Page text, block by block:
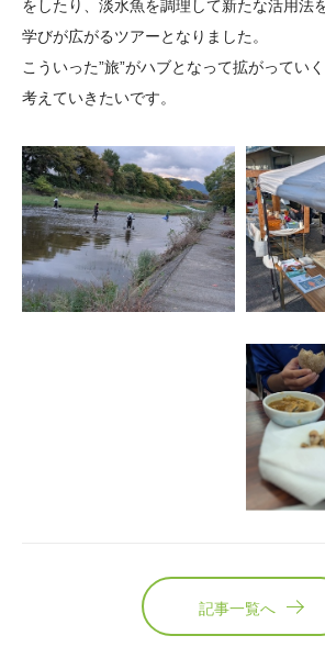
次世代理系人材育成プ
ログラム助成
をしたり、淡水魚を調理して新たな活用法
学びが広がるツアーとなりました。
こういった”旅”がハブとなって拡がってい
考えていきたいです。
記事一覧へ